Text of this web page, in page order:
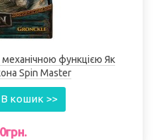
функцією Як
Spin Master
В кошик >>